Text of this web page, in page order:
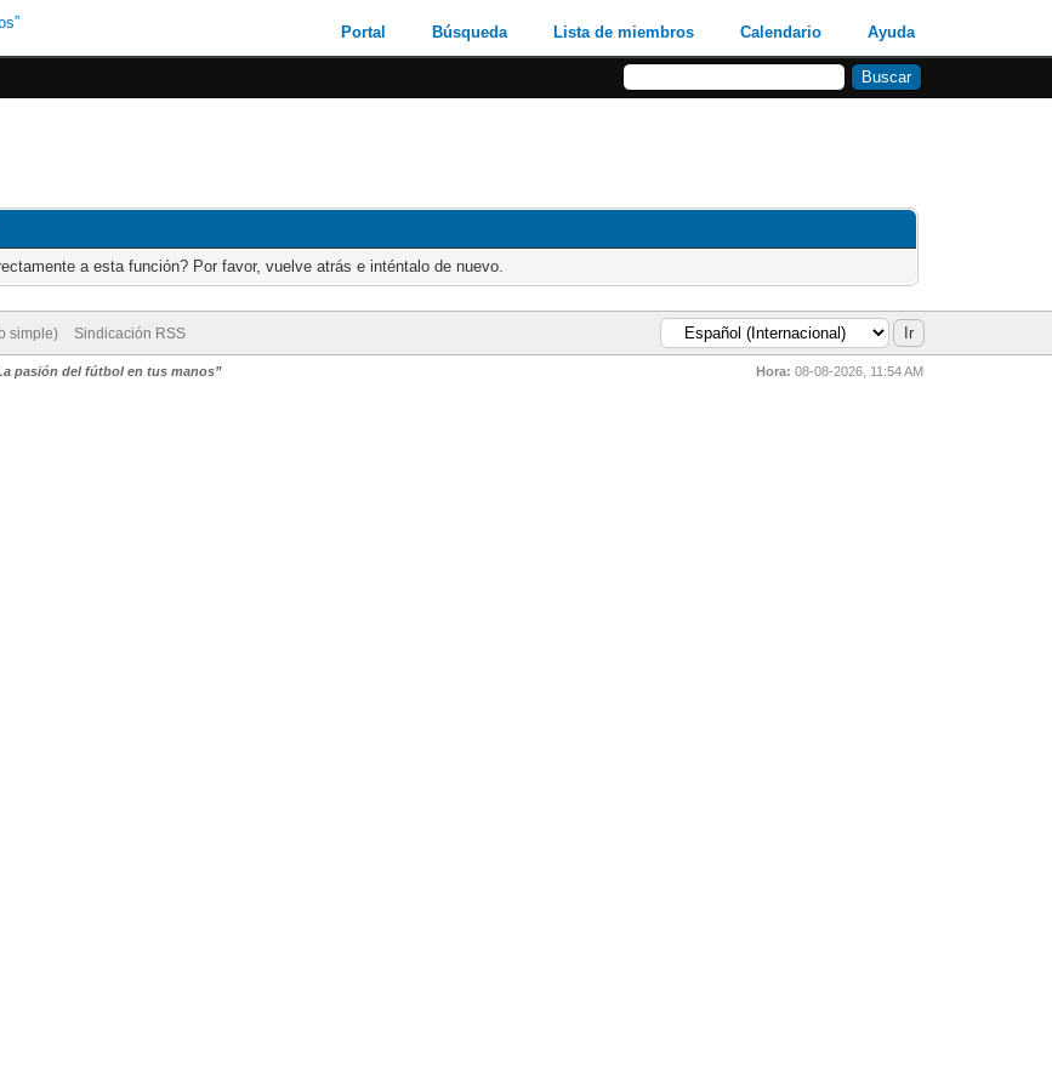
Portal Búsqueda Lista de miembros Calendario Ayuda
a esta función? Por favor, vuelve atrás e inténtalo de nuevo.
simple) Sindicación RSS
Hora: 08-08-2026, 11:54 AM
pasión del fútbol en tus manos”